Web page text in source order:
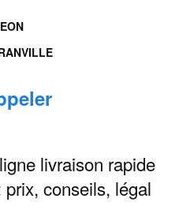
livraison rapide
conseils, légal